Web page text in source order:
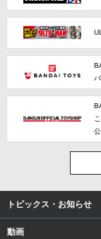
トピックス・お知らせ
動画